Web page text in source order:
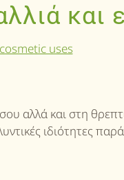
και
αλλά και στη
ιδιότητες